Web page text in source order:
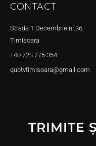
CONTACT
Strada 1 Decembrie nr.36,
Timișoara
+40 723 275 354
qubtvtimisoara@gmail.com
TRIMITE